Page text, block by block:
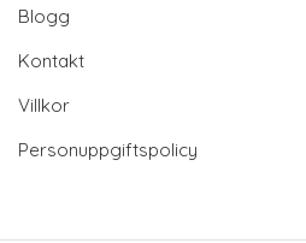
Blogg
Kontakt
Villkor
Personuppgiftspolicy